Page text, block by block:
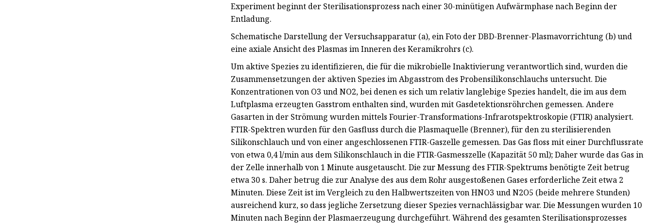
Experiment beginnt der Sterilisationsprozess nach einer 30-minütigen Aufwärmphase nach Beginn der
Entladung.
Schematische Darstellung der Versuchsapparatur (a), ein Foto der DBD-Brenner-Plasmavorrichtung (b) und
eine axiale Ansicht des Plasmas im Inneren des Keramikrohrs (c).
Um aktive Spezies zu identifizieren, die für die mikrobielle Inaktivierung verantwortlich sind, wurden die
Zusammensetzungen der aktiven Spezies im Abgasstrom des Probensilikonschlauchs untersucht. Die
Konzentrationen von O3 und NO2, bei denen es sich um relativ langlebige Spezies handelt, die im aus dem
Luftplasma erzeugten Gasstrom enthalten sind, wurden mit Gasdetektionsröhrchen gemessen. Andere
Gasarten in der Strömung wurden mittels Fourier-Transformations-Infrarotspektroskopie (FTIR) analysiert.
FTIR-Spektren wurden für den Gasfluss durch die Plasmaquelle (Brenner), für den zu sterilisierenden
Silikonschlauch und von einer angeschlossenen FTIR-Gaszelle gemessen. Das Gas floss mit einer Durchflussrate
von etwa 0,4 l/min aus dem Silikonschlauch in die FTIR-Gasmesszelle (Kapazität 50 ml); Daher wurde das Gas in
der Zelle innerhalb von 1 Minute ausgetauscht. Die zur Messung des FTIR-Spektrums benötigte Zeit betrug
etwa 30 s. Daher betrug die zur Analyse des aus dem Rohr ausgestoßenen Gases erforderliche Zeit etwa 2
Minuten. Diese Zeit ist im Vergleich zu den Halbwertszeiten von HNO3 und N2O5 (beide mehrere Stunden)
ausreichend kurz, so dass jegliche Zersetzung dieser Spezies vernachlässigbar war. Die Messungen wurden 10
Minuten nach Beginn der Plasmaerzeugung durchgeführt. Während des gesamten Sterilisationsprozesses